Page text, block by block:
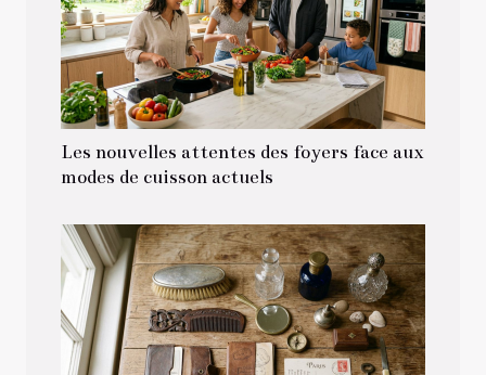
Les nouvelles attentes des foyers face aux
modes de cuisson actuels